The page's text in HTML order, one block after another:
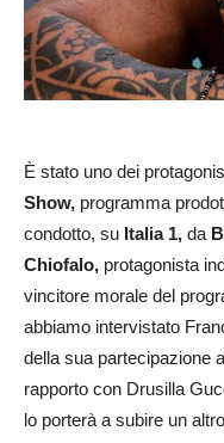
È stato uno dei
Show, programma
condotto, su Italia 1, da
Chiofalo, protagonista
vincitore morale del
abbiamo intervistato
della sua partecipazione
rapporto con Drusilla
lo porterà a subire un